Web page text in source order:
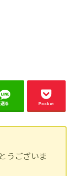
送る Pocket
うございま